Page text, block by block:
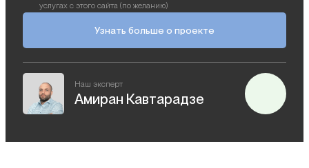
услугах с этого сайта (по желанию)
Узнать больше о проекте
Наш эксперт
Амиран Кавтарадзе